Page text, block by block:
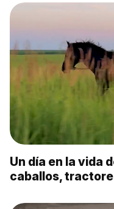
Un día en la vida
caballos,